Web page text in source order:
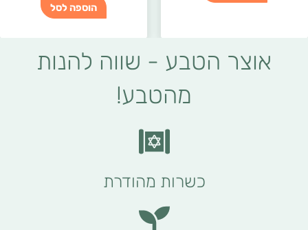
הוספה לסל
אוצר הטבע - שווה להנות
מהטבע!
כשרות מהודרת